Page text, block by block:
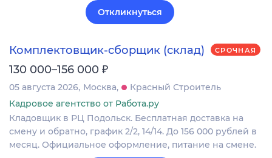
Откликнуться
Комплектовщик-сборщик (склад) СРОЧНАЯ
130 000–156 000 ₽
05 августа 2026 Москва
Красный Строитель
Кадровое агентство от Работа.ру
Кладовщик в РЦ Подольск. Бесплатная доставка на
смену и обратно, график 2/2, 14/14. До 156 000 рублей в
месяц. Официальное оформление, питание на смене.